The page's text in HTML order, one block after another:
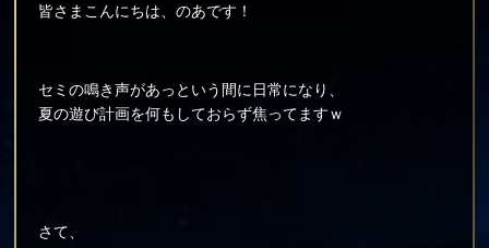
皆さまこんにちは、のあです！
セミの鳴き声があっという間に日常になり、
夏の遊び計画を何もしておらず焦ってますｗ
さて、